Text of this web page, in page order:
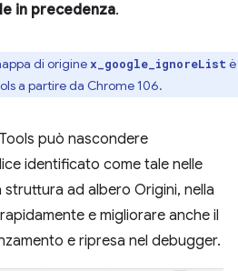
in precedenza.
di origine x_google_ignoreList è
a partire da Chrome 106.
può nascondere
identificato come tale nelle
ad albero Origini, nella
e migliorare anche il
e ripresa nel debugger.